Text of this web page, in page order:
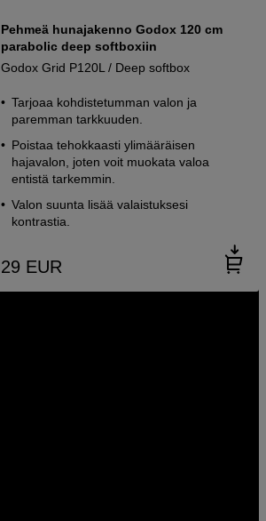
Pehmeä hunajakenno Godox 120 cm
parabolic deep softboxiin
Godox Grid P120L / Deep softbox
Tarjoaa kohdistetumman valon ja
paremman tarkkuuden.
Poistaa tehokkaasti ylimääräisen
hajavalon, joten voit muokata valoa
entistä tarkemmin.
Valon suunta lisää valaistuksesi
kontrastia.
29 EUR